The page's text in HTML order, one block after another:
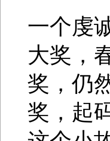
一个虔
大奖，
奖，仍
奖，起